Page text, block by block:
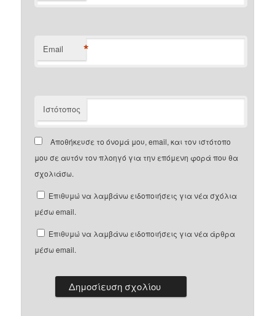
Email *
Ιστότοπος
Αποθήκευσε το όνομά μου, email, και τον ιστότοπο
μου σε αυτόν τον πλοηγό για την επόμενη φορά που θα
σχολιάσω.
Επιθυμώ να λαμβάνω ειδοποιήσεις για νέα σχόλια
μέσω email.
Επιθυμώ να λαμβάνω ειδοποιήσεις για νέα άρθρα
μέσω email.